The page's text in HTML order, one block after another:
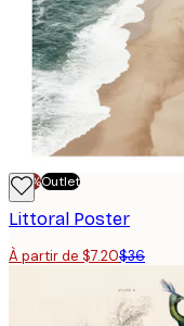
-70%Outlet
Littoral Poster
À partir de $7.20$36